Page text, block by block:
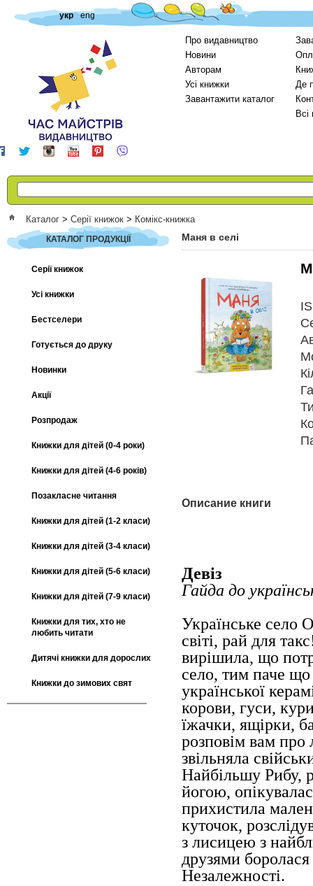
укр eng
Про видавництво
Новини
Авторам
Усі книжки
Завантажити каталог
Де
Каталог > Серії книжок > Комікс-книжка
КАТАЛОГ ПРОДУКЦІЇ
Серії книжок
Усі книжки
Бестселери
Готується до друку
Новинки
Акції
Розпродаж
Книжки для дітей (0-4 роки)
Книжки для дітей (4-6 років)
Позакласне читання
Книжки для дітей (1-2 класи)
Книжки для дітей (3-4 класи)
Книжки для дітей (5-6 класи)
Книжки для дітей (7-9 класи)
Книжки для тих, хто не
любить читати
Дитячі книжки для дорослих
Книжки до зимових свят
Маня в селі
Описание книги
Девіз
Гайда до
Українське село
світі, рай для
вирішила, що
село, тим паче
української
корови, гуси,
їжачки, ящірки,
розповім вам про
звільняла
Найбільшу Рибу,
йогою,
прихистила
куточок,
з лисицею з
друзями
Незалежності.